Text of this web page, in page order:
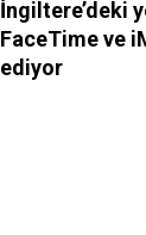
İngiltere’deki
FaceTime ve
ediyor